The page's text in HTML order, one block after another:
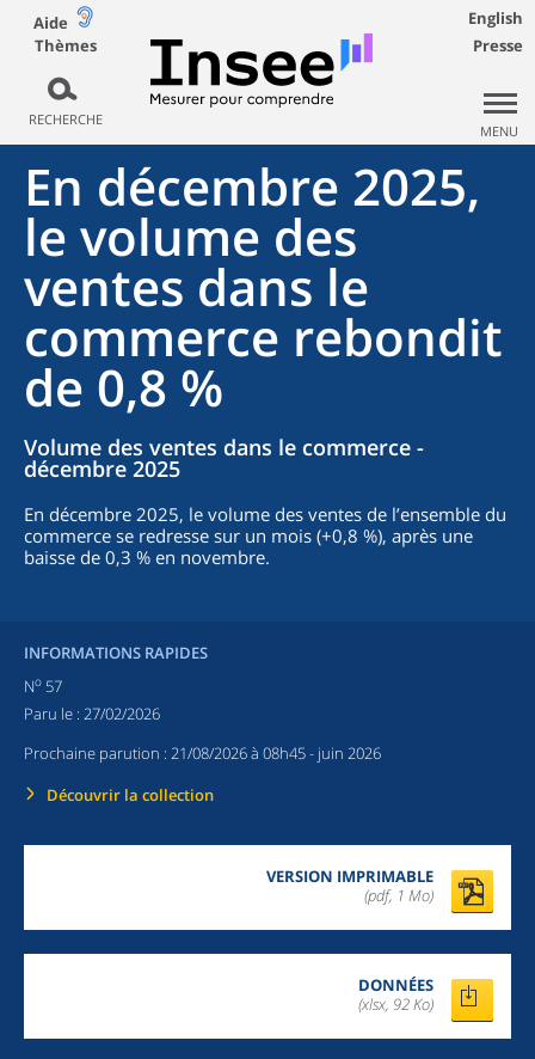
Aide
Thèmes
RECHERCHE
English
Presse
MENU
En décembre 2025,
le volume des
ventes dans le
commerce rebondit
de 0,8 %
Volume des ventes dans le commerce -
décembre 2025
En décembre 2025, le volume des ventes de l’ensemble du
commerce se redresse sur un mois (+0,8 %), après une
baisse de 0,3 % en novembre.
INFORMATIONS RAPIDES
No 57
Paru le : 27/02/2026
Prochaine parution : 21/08/2026 à 08h45- juin 2026
Découvrir la collection
VERSION IMPRIMABLE
(pdf, 1 Mo)
DONNÉES
(xlsx, 92 Ko)